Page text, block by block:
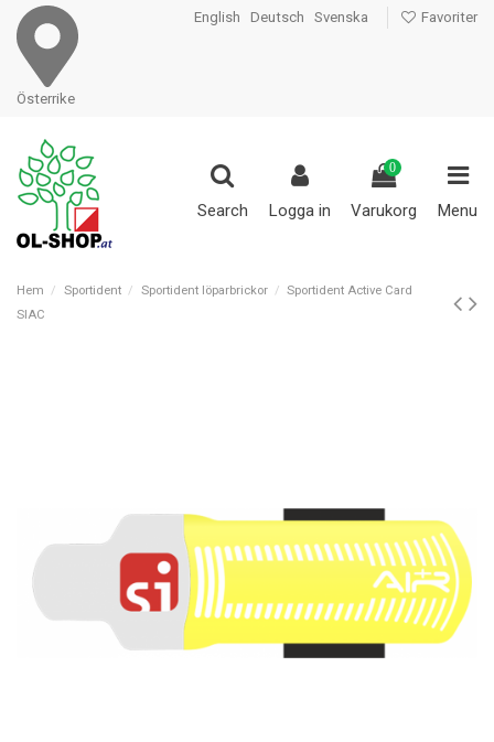
Österrike
English Deutsch Svenska Favoriter
Search Logga in
0
Varukorg Menu
Hem Sportident Sportident löparbrickor
Sportident Active Card
SIAC